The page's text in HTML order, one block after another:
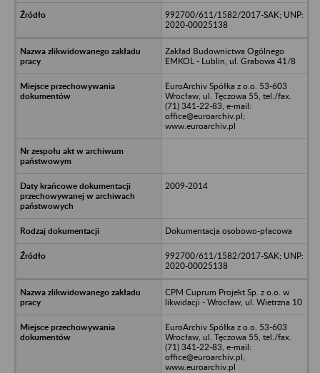
992700/611/1582/2017-SAK; UNP:
2020-00025138
Zakład Budownictwa Ogólnego
EMKOL - Lublin, ul. Grabowa 41/8
EuroArchiv Spółka z o.o. 53-603
Wrocław, ul. Tęczowa 55, tel./fax.
(71) 341-22-83, e-mail:
office@euroarchiv.pl;
www.euroarchiv.pl
2009-2014
Dokumentacja osobowo-płacowa
992700/611/1582/2017-SAK; UNP:
2020-00025138
CPM Cuprum Projekt Sp. z o.o. w
likwidacji - Wrocław, ul. Wietrzna 10
EuroArchiv Spółka z o.o. 53-603
Wrocław, ul. Tęczowa 55, tel./fax.
(71) 341-22-83, e-mail:
office@euroarchiv.pl;
www.euroarchiv.pl